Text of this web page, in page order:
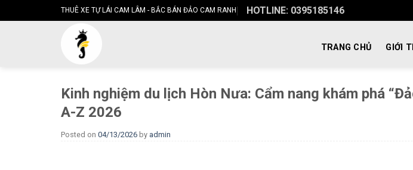
to
THUÊ XE TỰ LÁI CAM LÂM - BẮC BÁN ĐẢO CAM RANH HOTLINE: 0395185146
TRANG CHỦ GIỚI
Kinh nghiệm du lịch Hòn Nưa: Cẩm nang khám phá
A-Z 2026
Posted on 04/13/2026 by admin